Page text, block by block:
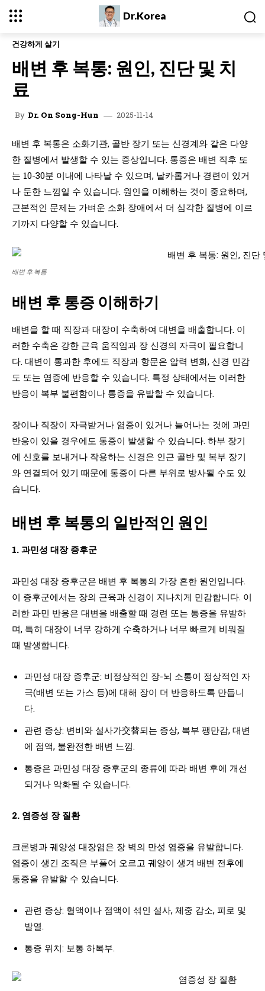
Dr.Korea
건강하게 살기
배변 후 복통: 원인, 진단 및 치
료
By Dr. On Song-Hun 2025-11-14
배변 후 복통은 소화기관, 골반 장기 또는 신경계와 같은 다양
한 질병에서 발생할 수 있는 증상입니다. 통증은 배변 직후 또
는 10-30분 이내에 나타날 수 있으며, 날카롭거나 경련이 있거
나 둔한 느낌일 수 있습니다. 원인을 이해하는 것이 중요하며,
근본적인 문제는 가벼운 소화 장애에서 더 심각한 질병에 이르
기까지 다양할 수 있습니다.
배변 후 복통
배변 후 통증 이해하기
배변을 할 때 직장과 대장이 수축하여 대변을 배출합니다. 이
러한 수축은 강한 근육 움직임과 장 신경의 자극이 필요합니
다. 대변이 통과한 후에도 직장과 항문은 압력 변화, 신경 민감
도 또는 염증에 반응할 수 있습니다. 특정 상태에서는 이러한
반응이 복부 불편함이나 통증을 유발할 수 있습니다.
장이나 직장이 자극받거나 염증이 있거나 늘어나는 것에 과민
반응이 있을 경우에도 통증이 발생할 수 있습니다. 하부 장기
에 신호를 보내거나 작용하는 신경은 인근 골반 및 복부 장기
와 연결되어 있기 때문에 통증이 다른 부위로 방사될 수도 있
습니다.
배변 후 복통의 일반적인 원인
1. 과민성 대장 증후군
과민성 대장 증후군은 배변 후 복통의 가장 흔한 원인입니다.
이 증후군에서는 장의 근육과 신경이 지나치게 민감합니다. 이
러한 과민 반응은 대변을 배출할 때 경련 또는 통증을 유발하
며, 특히 대장이 너무 강하게 수축하거나 너무 빠르게 비워질
때 발생합니다.
과민성 대장 증후군: 비정상적인 장-뇌 소통이 정상적인 자
극(배변 또는 가스 등)에 대해 장이 더 반응하도록 만듭니
다.
관련 증상: 변비와 설사가交替되는 증상, 복부 팽만감, 대변
에 점액, 불완전한 배변 느낌.
통증은 과민성 대장 증후군의 종류에 따라 배변 후에 개선
되거나 악화될 수 있습니다.
2. 염증성 장 질환
크론병과 궤양성 대장염은 장 벽의 만성 염증을 유발합니다.
염증이 생긴 조직은 부풀어 오르고 궤양이 생겨 배변 전후에
통증을 유발할 수 있습니다.
관련 증상: 혈액이나 점액이 섞인 설사, 체중 감소, 피로 및
발열.
통증 위치: 보통 하복부.